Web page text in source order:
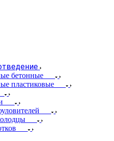
бетонные
пластиковые